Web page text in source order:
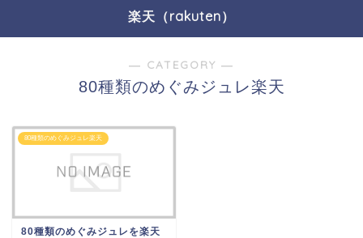
楽天（rakuten）
― CATEGORY ―
80種類のめぐみジュレ楽天
80種類のめぐみジュレ楽天
80種類のめぐみジュレを楽天